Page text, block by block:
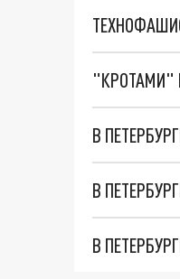
"КРОТАМИ"
В
В